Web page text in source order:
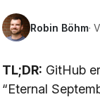
Robin Böhm·
TL;DR: GitHub
“Eternal